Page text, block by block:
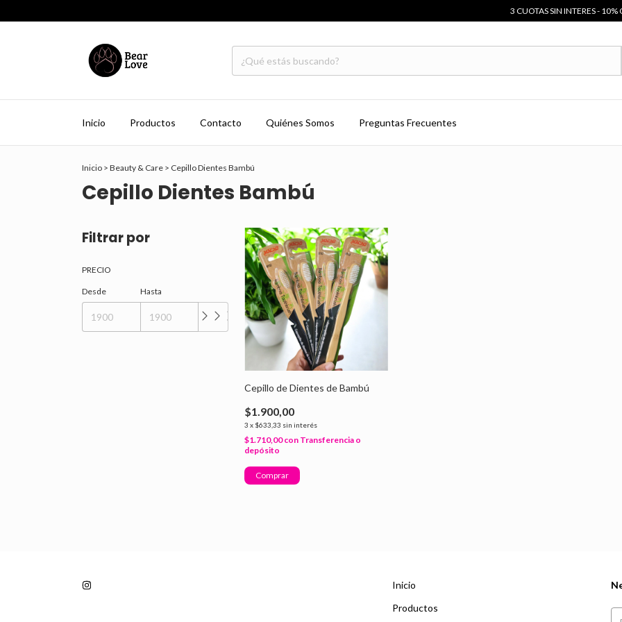
3 CUOTAS SIN INTERES - 10%
Inicio Productos Contacto Quiénes Somos Preguntas Frecuentes
Inicio > Beauty & Care > Cepillo Dientes Bambú
Cepillo Dientes Bambú
Filtrar por
PRECIO
Desde Hasta
Cepillo de Dientes de Bambú
$1.900,00
3 x $633,33 sin interés
$1.710,00con Transferencia o
depósito
Inicio
Productos